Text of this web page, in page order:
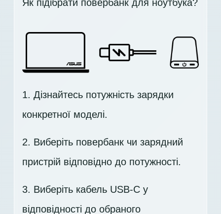
Як підібрати повербанк для ноутбука?
1. Дізнайтесь потужність зарядки
конкретної моделі.
2. Виберіть повербанк чи зарядний
пристрій відповідно до потужності.
3. Виберіть кабель USB-C у
відповідності до обраного